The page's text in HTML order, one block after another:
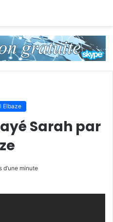
Elbaze
Sarah par
d’une minute